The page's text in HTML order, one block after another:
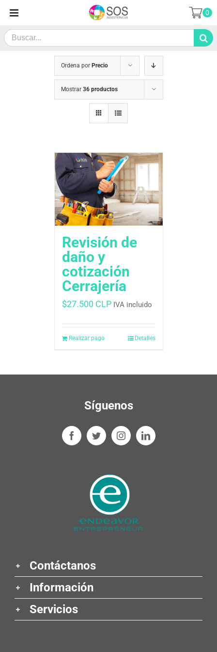
contenido
Search
for:
0
Ordena por Precio
Mostrar 36 productos
Revisión de
daño y
cotización
Cerrajería
$27.500 CLP IVA incluido
Realizar pago Detalles
Síguenos
Contáctanos
Información
Servicios